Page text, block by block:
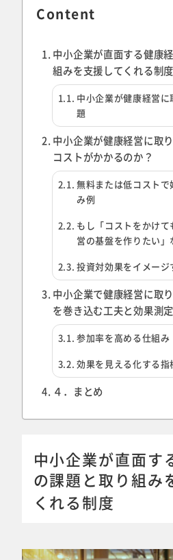
Content
中小企業が直面する健康
組みを支援してくれる制度
中小企業が健康経営
題
中小企業が健康経営に取
コストがかかるのか？
無料または低コスト
み例
もし「コストをかけ
営の基盤を作りたい」
投資対効果をイメージ
中小企業で健康経営に取
を巻き込む工夫と効果測
参加率を高める仕組み
効果を見える化する指
４．まとめ
中小企業が直面す
の課題と取り組み
くれる制度